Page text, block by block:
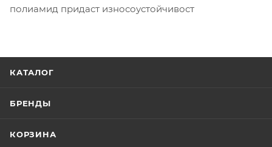
полиамид придаст износоустойчивост
КАТАЛОГ
БРЕНДЫ
КОРЗИНА